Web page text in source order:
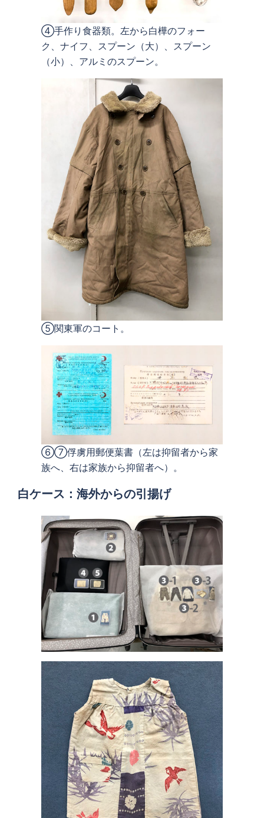
④手作り食器類。左から白樺のフォー
ク、ナイフ、スプーン（大）、スプーン
（小）、アルミのスプーン。
⑤関東軍のコート。
⑥⑦俘虜用郵便葉書（左は抑留者から家
族へ、右は家族から抑留者へ）。
白ケース： 海外からの引揚げ